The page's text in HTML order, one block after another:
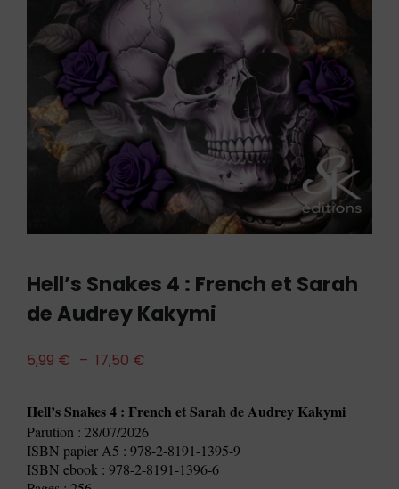
Hell’s Snakes 4 : French et Sarah
de Audrey Kakymi
5,99 € – 17,50 €
Hell’s Snakes 4 : French et Sarah de Audrey Kakymi
Parution : 28/07/2026
ISBN papier A5 : 978-2-8191-1395-9
ISBN ebook : 978-2-8191-1396-6